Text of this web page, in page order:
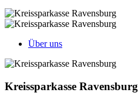
Über uns
Kreissparkasse Ravensburg